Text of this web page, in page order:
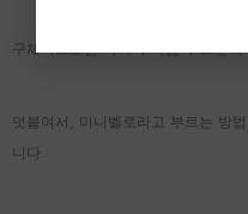
구체적으로는 타이어 지름이 20인
덧붙여서, 미니벨로라고 부르는 방
니다.